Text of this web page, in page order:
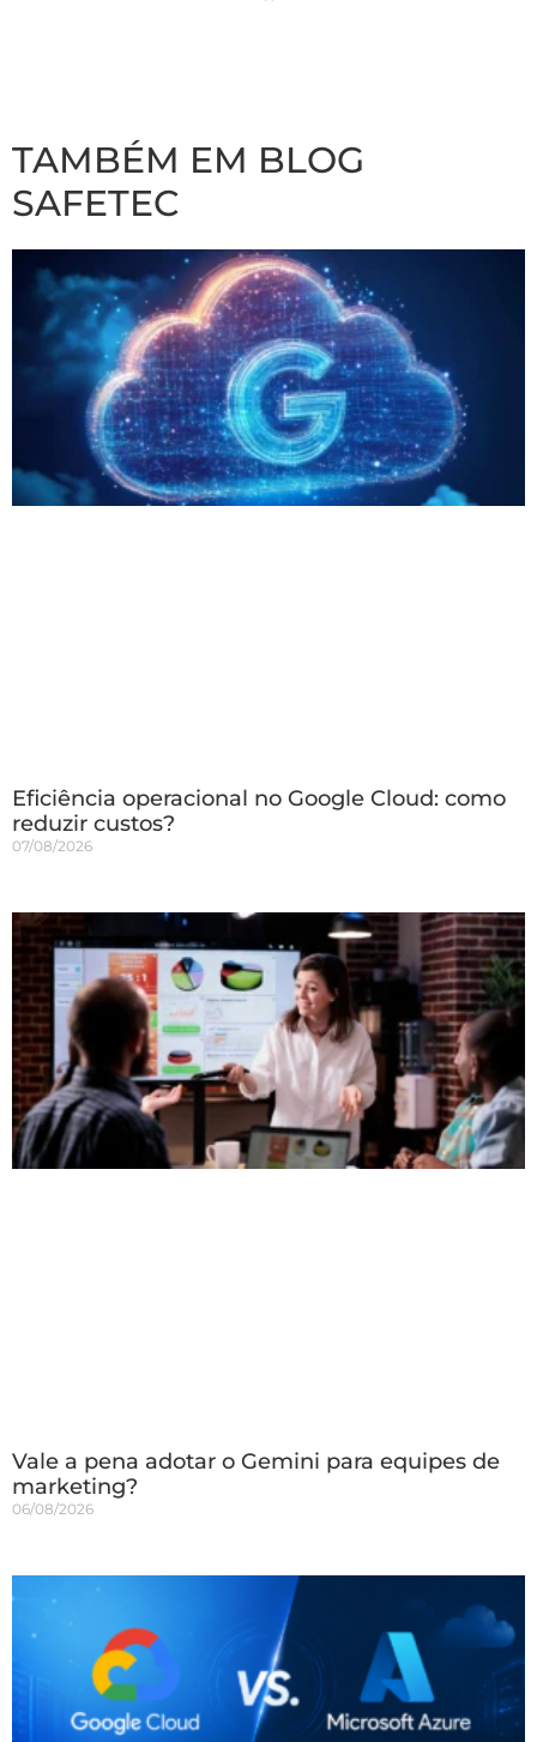
TAMBÉM EM BLOG
SAFETEC
Eficiência operacional no Google Cloud: como
reduzir custos?
07/08/2026
Vale a pena adotar o Gemini para equipes de
marketing?
06/08/2026